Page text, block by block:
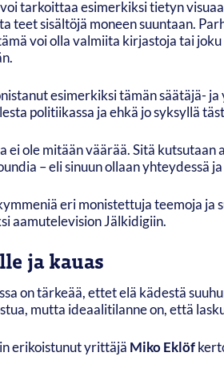
tarkoittaa esimerkiksi tietyn
teet sisältöjä moneen suuntaan.
voi olla valmiita kirjastoja tai
esimerkiksi tämän säätäjä-
politiikassa ja ehkä jo syksyllä
ei ole mitään väärää. Sitä
– eli sinuun ollaan yhteydessä
eri monistettuja teemoja
aamutelevision Jälkidigiin.
ja kauas
on tärkeää, ettet elä kädestä
mutta ideaalitilanne on, että
erikoistunut yrittäjä Miko Eklöf